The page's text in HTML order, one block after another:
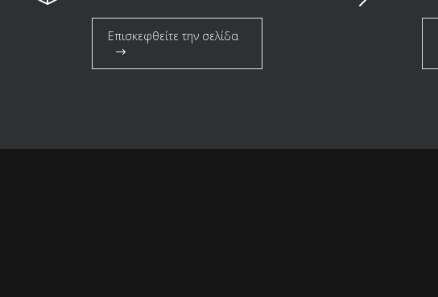
Επισκεφθείτε την σελίδα